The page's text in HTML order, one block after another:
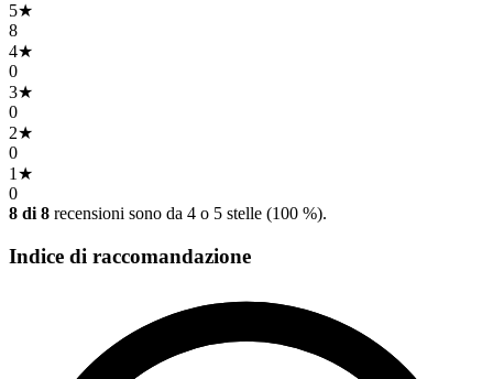
5★
8
4★
0
3★
0
2★
0
1 ★
0
8 di 8 recensioni sono da 4 o 5 stelle (100 %).
Indice di raccomandazione